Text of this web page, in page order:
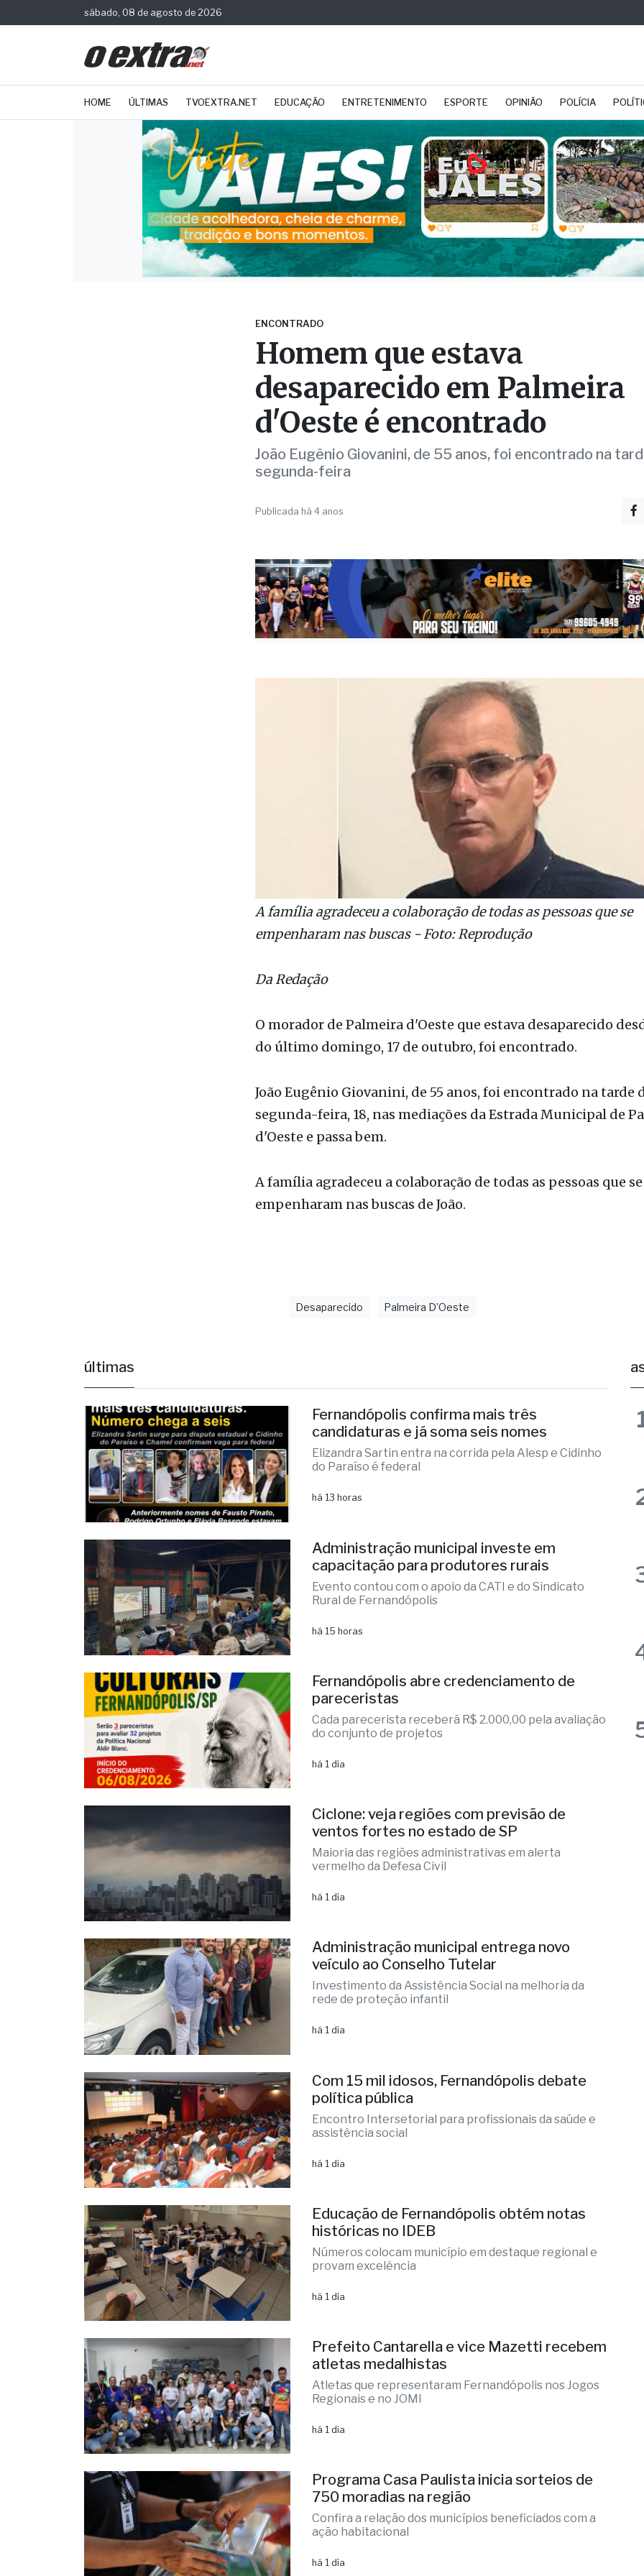
sábado, 08 de agosto de 2026
HOME ÚLTIMAS TVOEXTRA.NET EDUCAÇÃO ENTRETENIMENTO ESPORTE OPINIÃO POLÍCIA
ENCONTRADO
Homem que estava
desaparecido em Palmeira
d'Oeste é encontrado
João Eugênio Giovanini, de 55 anos, foi encontrado na
segunda-feira
Publicada há 4 anos
A família agradeceu a colaboração de todas as pessoas que se
empenharam nas buscas - Foto: Reprodução
Da Redação
O morador de Palmeira d'Oeste que estava desaparecido
do último domingo, 17 de outubro, foi encontrado.
João Eugênio Giovanini, de 55 anos, foi encontrado na tarde
segunda-feira, 18, nas mediações da Estrada Municipal de
d'Oeste e passa bem.
A família agradeceu a colaboração de todas as pessoas que se
empenharam nas buscas de João.
Desaparecido Palmeira D’Oeste
últimas
Fernandópolis confirma mais três
candidaturas e já soma seis nomes
Elizandra Sartin entra na corrida pela Alesp e Cidinho
do Paraíso é federal
há 13 horas
Administração municipal investe em
capacitação para produtores rurais
Evento contou com o apoio da CATI e do Sindicato
Rural de Fernandópolis
há 15 horas
Fernandópolis abre credenciamento de
pareceristas
Cada parecerista receberá R$ 2.000,00 pela avaliação
do conjunto de projetos
há 1 dia
Ciclone: veja regiões com previsão de
ventos fortes no estado de SP
Maioria das regiões administrativas em alerta
vermelho da Defesa Civil
há 1 dia
Administração municipal entrega novo
veículo ao Conselho Tutelar
Investimento da Assistência Social na melhoria da
rede de proteção infantil
há 1 dia
Com 15 mil idosos, Fernandópolis debate
política pública
Encontro Intersetorial para profissionais da saúde e
assistência social
há 1 dia
Educação de Fernandópolis obtém notas
históricas no IDEB
Números colocam município em destaque regional e
provam excelência
há 1 dia
Prefeito Cantarella e vice Mazetti recebem
atletas medalhistas
Atletas que representaram Fernandópolis nos Jogos
Regionais e no JOMI
há 1 dia
Programa Casa Paulista inicia sorteios de
750 moradias na região
Confira a relação dos municípios beneficiados com a
ação habitacional
há 1 dia